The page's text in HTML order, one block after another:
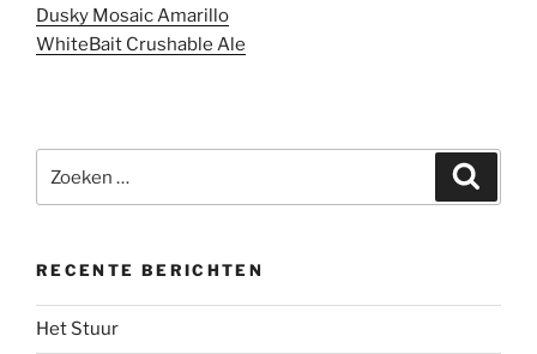
Dusky Mosaic Amarillo
WhiteBait Crushable Ale
naar:
RECENTE BERICHTEN
Het Stuur